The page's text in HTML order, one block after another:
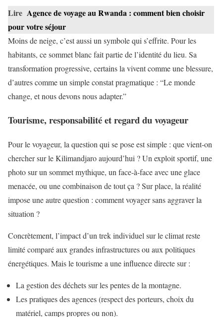
Lire Agence de voyage au Rwanda : comment bien choisir
pour votre séjour
Moins de neige, c’est aussi un symbole qui s’effrite. Pour les
habitants, ce sommet blanc fait partie de l’identité du lieu. Sa
transformation progressive, certains la vivent comme une blessure,
d’autres comme un simple constat pragmatique : “Le monde
change, et nous devons nous adapter.”
Tourisme, responsabilité et regard du voyageur
Pour le voyageur, la question qui se pose est simple : que vient-on
chercher sur le Kilimandjaro aujourd’hui ? Un exploit sportif, une
photo sur un sommet mythique, un face-à-face avec une glace
menacée, ou une combinaison de tout ça ? Sur place, la réalité
impose une autre question : comment voyager sans aggraver la
situation ?
Concrètement, l’impact d’un trek individuel sur le climat reste
limité comparé aux grandes infrastructures ou aux politiques
énergétiques. Mais le tourisme a une influence directe sur :
La gestion des déchets sur les pentes de la montagne.
Les pratiques des agences (respect des porteurs, choix du
matériel, camps propres ou non).